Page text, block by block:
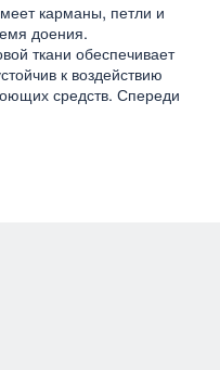
карманы, петли и
доения.
ткани обеспечивает
к воздействию
средств. Спереди
ветро- и